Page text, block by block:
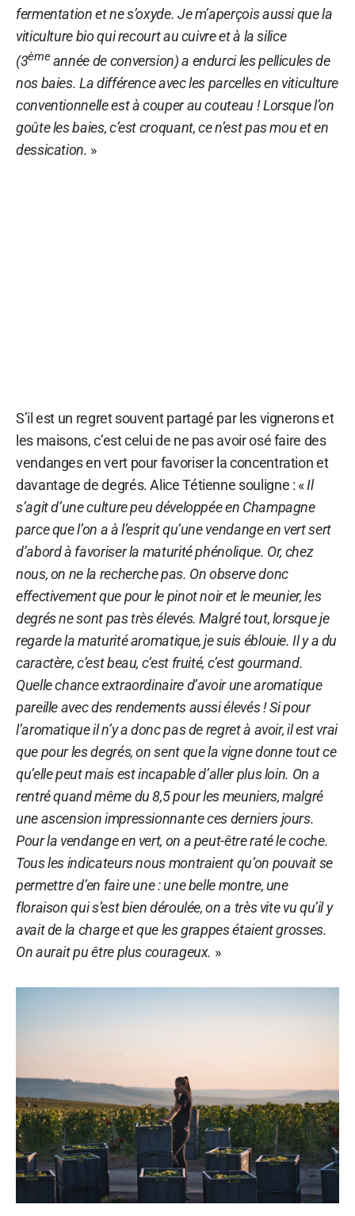
fermentation et ne s’oxyde. Je m’aperçois aussi que la
viticulture bio qui recourt au cuivre et à la silice
(3èmeannée de conversion) a endurci les pellicules de
nos baies. La différence avec les parcelles en viticulture
conventionnelle est à couper au couteau ! Lorsque l’on
goûte les baies, c’est croquant, ce n’est pas mou et en
dessication. »
S’il est un regret souvent partagé par les vignerons et
les maisons, c’est celui de ne pas avoir osé faire des
vendanges en vert pour favoriser la concentration et
davantage de degrés. Alice Tétienne souligne : «Il
s’agit d’une culture peu développée en Champagne
parce que l’on a à l’esprit qu’une vendange en vert sert
d’abord à favoriser la maturité phénolique. Or, chez
nous, on ne la recherche pas. On observe donc
effectivement que pour le pinot noir et le meunier, les
degrés ne sont pas très élevés. Malgré tout, lorsque je
regarde la maturité aromatique, je suis éblouie. Il y a du
caractère, c’est beau, c’est fruité, c’est gourmand.
Quelle chance extraordinaire d’avoir une aromatique
pareille avec des rendements aussi élevés ! Si pour
l’aromatique il n’y a donc pas de regret à avoir, il est vrai
que pour les degrés, on sent que la vigne donne tout ce
qu’elle peut mais est incapable d’aller plus loin. On a
rentré quand même du 8,5 pour les meuniers, malgré
une ascension impressionnante ces derniers jours.
Pour la vendange en vert, on a peut-être raté le coche.
Tous les indicateurs nous montraient qu’on pouvait se
permettre d’en faire une : une belle montre, une
floraison qui s’est bien déroulée, on a très vite vu qu’il y
avait de la charge et que les grappes étaient grosses.
On aurait pu être plus courageux. »